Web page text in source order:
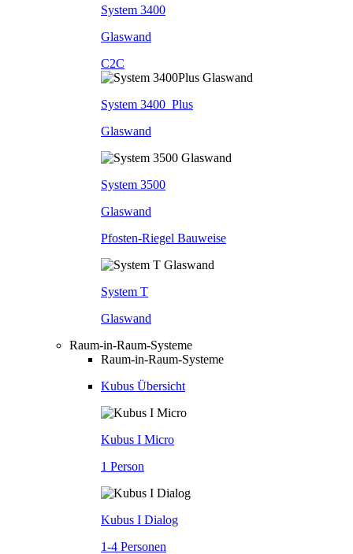
System 3400
Glaswand
C2C
System 3400_Plus
Glaswand
System 3500
Glaswand
Pfosten-Riegel Bauweise
System T
Glaswand
Raum-in-Raum-Systeme
Raum-in-Raum-Systeme
Kubus Übersicht
Kubus I Micro
1 Person
Kubus I Dialog
1-4 Personen